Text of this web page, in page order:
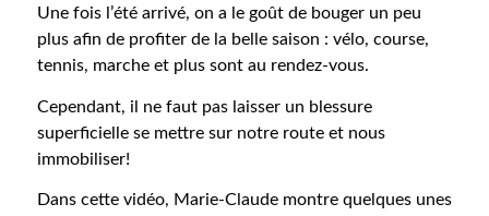
Une fois l’été arrivé, on a le goût de bouger un peu
plus afin de profiter de la belle saison : vélo, course,
tennis, marche et plus sont au rendez-vous.
Cependant, il ne faut pas laisser un blessure
superficielle se mettre sur notre route et nous
immobiliser!
Dans cette vidéo, Marie-Claude montre quelques unes